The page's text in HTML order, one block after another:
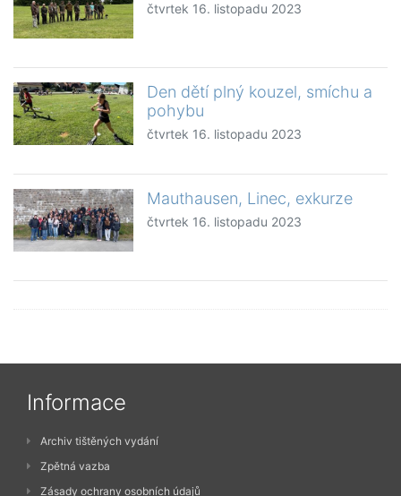
čtvrtek 16. listopadu 2023
Den dětí plný kouzel, smíchu a
pohybu
čtvrtek 16. listopadu 2023
Mauthausen, Linec, exkurze
čtvrtek 16. listopadu 2023
Informace
Archiv tištěných vydání
Zpětná vazba
Zásady ochrany osobních údajů